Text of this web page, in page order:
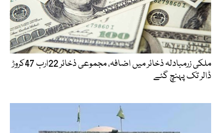
ملکی زرمبادلہ ذخائر میں اضافہ، مجموعی ذخائر 22ارب 47کروڑ
ڈالر تک پہنچ گئے